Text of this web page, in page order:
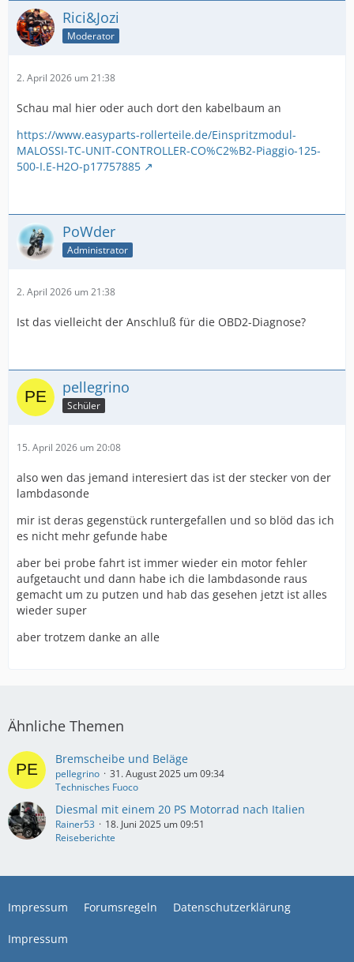
Rici&Jozi
Moderator
2. April 2026 um 21:38
Schau mal hier oder auch dort den kabelbaum an
https://www.easyparts-rollerteile.de/Einspritzmodul-
MALOSSI-TC-UNIT-CONTROLLER-CO%C2%B2-Piaggio-125-
500-I.E-H2O-p17757885
PoWder
Administrator
2. April 2026 um 21:38
Ist das vielleicht der Anschluß für die OBD2-Diagnose?
pellegrino
Schüler
15. April 2026 um 20:08
also wen das jemand interesiert das ist der stecker von der
lambdasonde
mir ist deras gegenstück runtergefallen und so blöd das ich
es nicht mehr gefunde habe
aber bei probe fahrt ist immer wieder ein motor fehler
aufgetaucht und dann habe ich die lambdasonde raus
gemacht um zu putzen und hab das gesehen jetzt ist alles
wieder super
aber trotzem danke an alle
Ähnliche Themen
Bremscheibe und Beläge
pellegrino
31. August 2025 um 09:34
Technisches Fuoco
Diesmal mit einem 20 PS Motorrad nach Italien
Rainer53
18. Juni 2025 um 09:51
Reiseberichte
Impressum Forumsregeln Datenschutzerklärung
Impressum